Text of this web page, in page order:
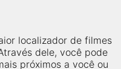
localizador de filmes
dele, você pode
próximos a você ou